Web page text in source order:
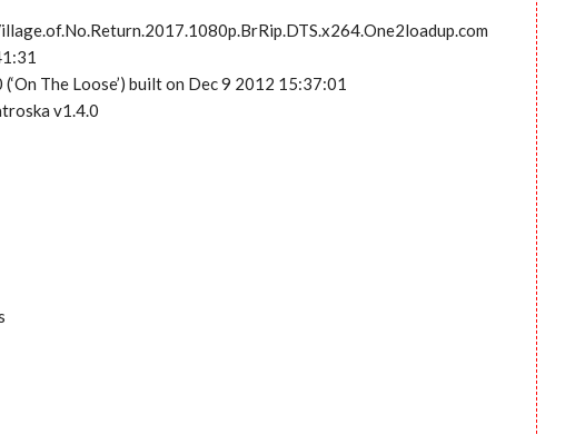
The Loose’) built on Dec 9 2012 15:37:01
v1.4.0